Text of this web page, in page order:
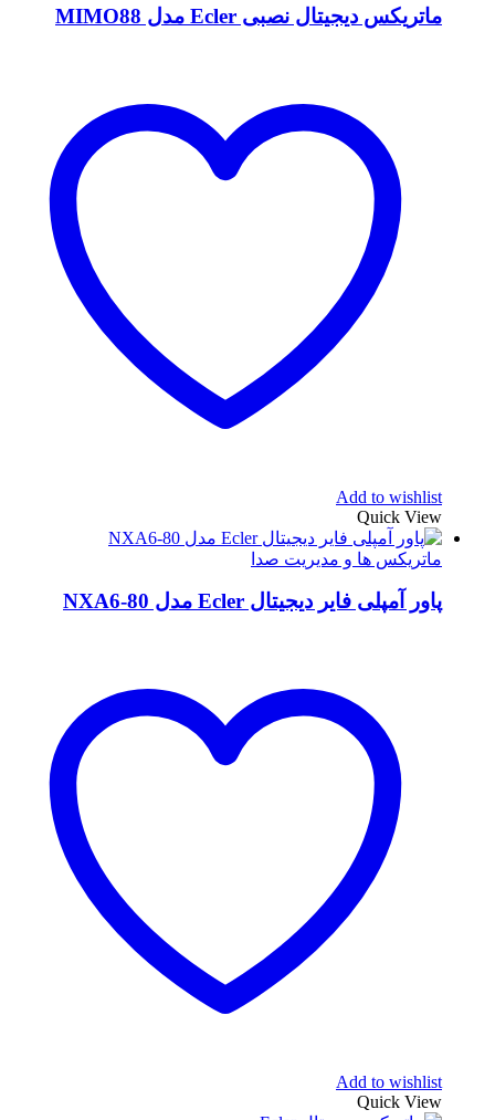
ماتریکس دیجیتال نصبی Ecler مدل MIMO88
Add to wishlist
Quick View
ماتریکس ها و مدیریت صدا
پاور آمپلی فایر دیجیتال Ecler مدل NXA6-80
Add to wishlist
Quick View